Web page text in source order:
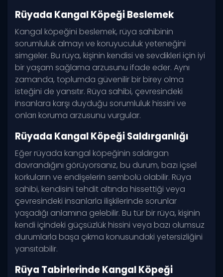
Rüyada Kangal Köpeği Beslemek
Kangal köpeğini beslemek, rüya sahibinin
sorumluluk almayı ve koruyuculuk yeteneğini
simgeler. Bu rüya, kişinin kendisi ve sevdikleri için iyi
bir yaşam sağlama arzusunu ifade eder. Aynı
zamanda, toplumda güvenilir bir birey olma
isteğini de yansıtır. Rüya sahibi, çevresindeki
insanlara karşı duyduğu sorumluluk hissini ve
onları koruma arzusunu vurgular.
Rüyada Kangal Köpeği Saldırganlığı
Eğer rüyada kangal köpeğinin saldırgan
davrandığını görüyorsanız, bu durum, bazı içsel
korkuların ve endişelerin sembolü olabilir. Rüya
sahibi, kendisini tehdit altında hissettiği veya
çevresindeki insanlarla ilişkilerinde sorunlar
yaşadığı anlamına gelebilir. Bu tür bir rüya, kişinin
kendi içindeki güçsüzlük hissini veya bazı olumsuz
durumlarla başa çıkma konusundaki yetersizliğini
yansıtabilir.
Rüya Tabirlerinde Kangal Köpeği